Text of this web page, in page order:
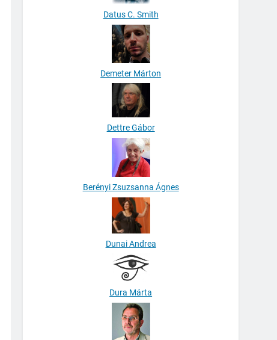
Datus C. Smith
Demeter Márton
Dettre Gábor
Berényi Zsuzsanna Ágnes
Dunai Andrea
Dura Márta